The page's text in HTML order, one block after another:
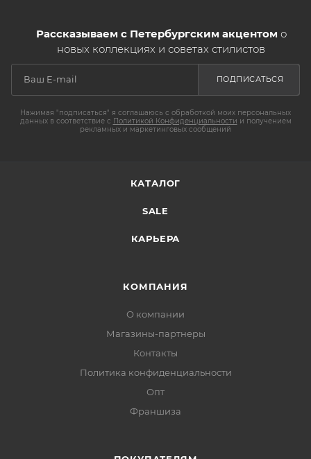
Рассказываем с Петербургским акцентом о
новых коллекциях и советах стилистов
ПОДПИСАТЬСЯ
Нажимая "подписаться" я соглашаюсь с обработкой моих персональных
данных в соответствие с Политикой Конфиденциальности и получением
рекламных и маркетинговых сообщений
КАТАЛОГ
SALE
КАРЬЕРА
КОМПАНИЯ
О компании
Магазины-партнеры
Контакты
Политика конфиденциальности
Опт
Франшиза